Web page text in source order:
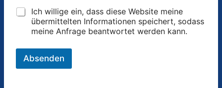
m
y
+
Ich willige ein, dass diese Website meine
übermittelten Informationen speichert, sodass
meine Anfrage beantwortet werden kann.
Absenden